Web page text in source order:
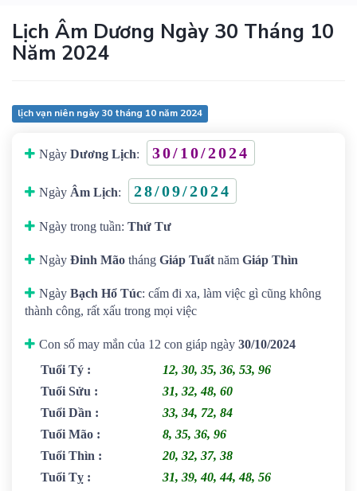
Lịch Âm Dương Ngày 30 Tháng 10
Năm 2024
lịch vạn niên ngày 30 tháng 10 năm 2024
Ngày Dương Lịch: 30/10/2024
Ngày Âm Lịch: 28/09/2024
Ngày trong tuần: Thứ Tư
Ngày Đinh Mão tháng Giáp Tuất năm Giáp Thìn
Ngày Bạch Hổ Túc: cấm đi xa, làm việc gì cũng không
thành công, rất xấu trong mọi việc
Con số may mắn của 12 con giáp ngày 30/10/2024
Tuổi Tý :
12, 30, 35, 36, 53, 96
Tuổi Sửu :
31, 32, 48, 60
Tuổi Dần :
33, 34, 72, 84
Tuổi Mão :
8, 35, 36, 96
Tuổi Thìn :
20, 32, 37, 38
Tuổi Tỵ :
31, 39, 40, 44, 48, 56